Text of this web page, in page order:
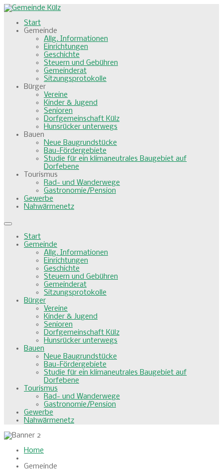
Start
Gemeinde
Allg. Informationen
Einrichtungen
Geschichte
Steuern und Gebühren
Gemeinderat
Sitzungsprotokolle
Bürger
Vereine
Kinder & Jugend
Senioren
Dorfgemeinschaft Külz
Hunsrücker unterwegs
Bauen
Neue Baugrundstücke
Bau-Fördergebiete
Studie für ein klimaneutrales Baugebiet auf
Dorfebene
Tourismus
Rad- und Wanderwege
Gastronomie/Pension
Gewerbe
Nahwärmenetz
Start
Gemeinde
Allg. Informationen
Einrichtungen
Geschichte
Steuern und Gebühren
Gemeinderat
Sitzungsprotokolle
Bürger
Vereine
Kinder & Jugend
Senioren
Dorfgemeinschaft Külz
Hunsrücker unterwegs
Bauen
Neue Baugrundstücke
Bau-Fördergebiete
Studie für ein klimaneutrales Baugebiet auf
Dorfebene
Tourismus
Rad- und Wanderwege
Gastronomie/Pension
Gewerbe
Nahwärmenetz
Home
Gemeinde